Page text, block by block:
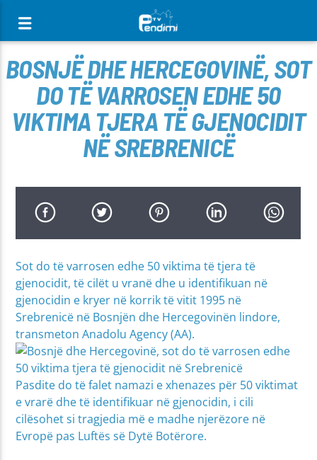
BOSNJË DHE HERCEGOVINË, SOT
DO TË VARROSEN EDHE 50
VIKTIMA TJERA TË GJENOCIDIT
NË SREBRENICË
Sot do të varrosen edhe 50 viktima të tjera të
gjenocidit, të cilët u vranë dhe u identifikuan në
gjenocidin e kryer në korrik të vitit 1995 në
Srebrenicë në Bosnjën dhe Hercegovinën lindore,
transmeton Anadolu Agency (AA).
Pasdite do të falet namazi e xhenazes për 50 viktimat
e vrarë dhe të identifikuar në gjenocidin, i cili
cilësohet si tragjedia më e madhe njerëzore në
Evropë pas Luftës së Dytë Botërore.